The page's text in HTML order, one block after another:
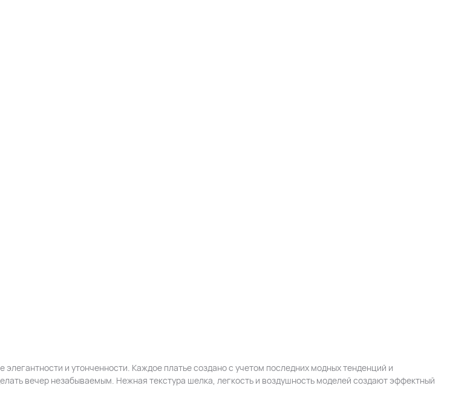
и утонченности. Каждое платье создано с учетом последних модных тенденций и
вечер незабываемым. Нежная текстура шелка, легкость и воздушность моделей создают эффектный